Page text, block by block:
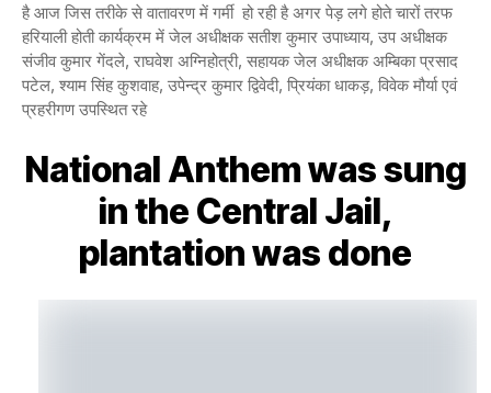
है आज जिस तरीके से वातावरण में गर्मी हो रही है अगर पेड़ लगे होते चारों तरफ
हरियाली होती कार्यक्रम में जेल अधीक्षक सतीश कुमार उपाध्याय, उप अधीक्षक
संजीव कुमार गेंदले, राघवेश अग्निहोत्री, सहायक जेल अधीक्षक अम्बिका प्रसाद
पटेल, श्याम सिंह कुशवाह, उपेन्द्र कुमार द्विवेदी, प्रियंका धाकड़, विवेक मौर्या एवं
प्रहरीगण उपस्थित रहे
National Anthem was sung
in the Central Jail,
plantation was done